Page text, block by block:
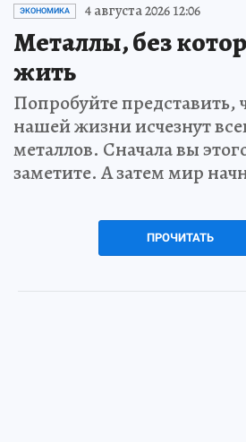
ЭКОНОМИКА 4 августа 2026 12:06
Металлы, без
жить
Попробуйте представить,
нашей жизни исчезнут
металлов. Сначала вы
заметите. А затем мир
ПРОЧИТАТЬ